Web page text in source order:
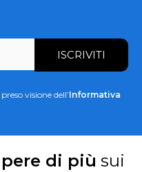
visione dell’Informativa
di più sui